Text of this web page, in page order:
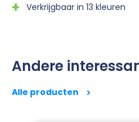
Verkrijgbaar in 13 kleuren
Andere
Alle producten